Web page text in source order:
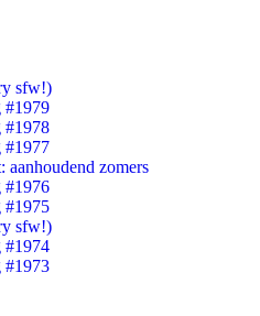
sfw!)
#1979
#1978
#1977
aanhoudend zomers
#1976
#1975
sfw!)
#1974
#1973